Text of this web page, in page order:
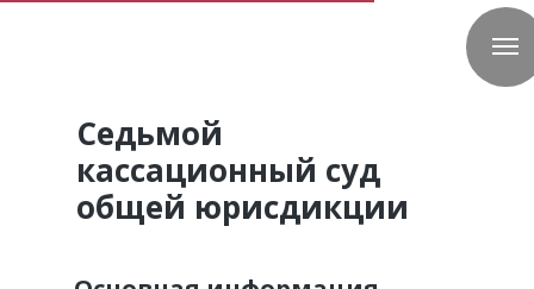
Седьмой
кассационный суд
общей юрисдикции